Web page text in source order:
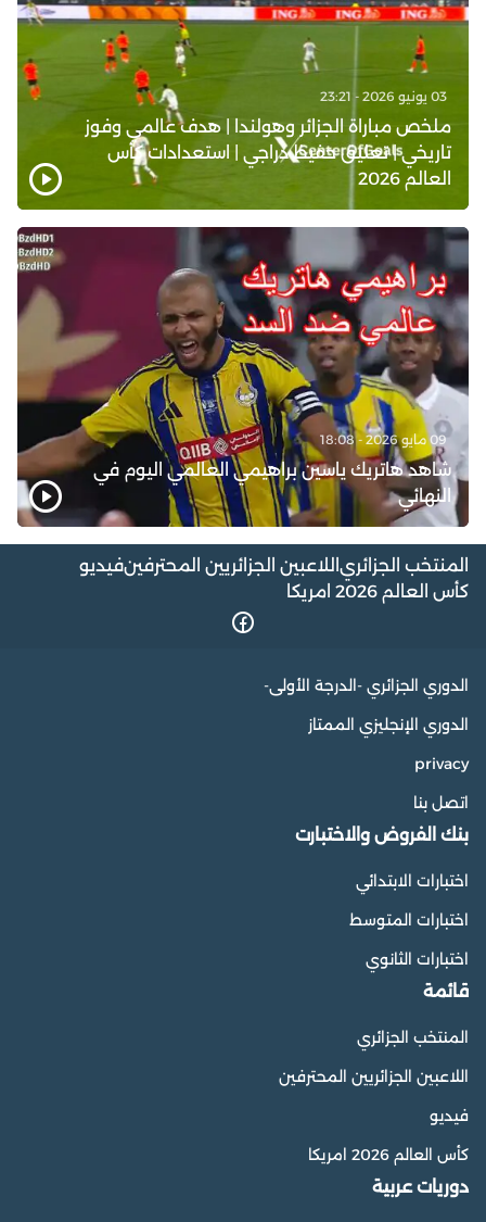
03 يونيو 2026 - 23:21
ملخص مباراة الجزائر وهولندا | هدف عالمي وفوز
تاريخي | تعليق حفيظ دراجي | استعدادات كأس
العالم 2026
09 مايو 2026 - 18:08
شاهد هاتريك ياسين براهيمي العالمي اليوم في
النهائي
المنتخب الجزائري اللاعبين الجزائريين المحترفينفيديو
كأس العالم 2026 امريكا
الدوري الجزائري -الدرجة الأولى-
الدوري الإنجليزي الممتاز
privacy
اتصل بنا
بنك الفروض والاختبارت
اختبارات الابتدائي
اختبارات المتوسط
اختبارات الثانوي
قائمة
المنتخب الجزائري
اللاعبين الجزائريين المحترفين
فيديو
كأس العالم 2026 امريكا
دوريات عربية